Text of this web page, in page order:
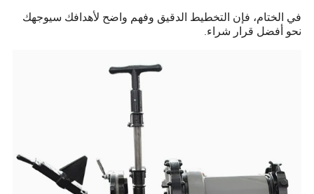
في الختام، فإن التخطيط الدقيق وفهم واضح لأهدافك سيوجهك
نحو أفضل قرار شراء.